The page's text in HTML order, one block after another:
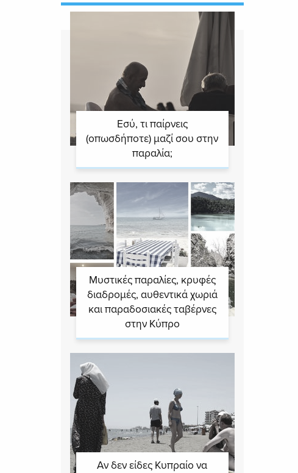
Εσύ, τι παίρνεις
(οπωσδήποτε) μαζί σου στην
παραλία;
Μυστικές παραλίες, κρυφές
διαδρομές, αυθεντικά χωριά
και παραδοσιακές ταβέρνες
στην Κύπρο
Αν δεν είδες Κυπραίο να